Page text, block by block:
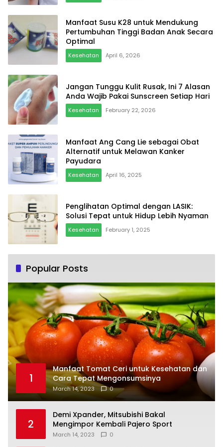
Manfaat Susu K28 untuk Mendukung
Pertumbuhan Tinggi Badan Anak Secara
Optimal
Kesehatan April 6, 2026
Jangan Tunggu Kulit Rusak, Ini 7 Alasan
Anda Wajib Pakai Sunscreen Setiap Hari
Kesehatan February 22, 2026
Manfaat Ang Cang Lie sebagai Obat
Alternatif untuk Melawan Kanker
Payudara
Kesehatan April 16, 2025
Penglihatan Optimal dengan LASIK:
Solusi Tepat untuk Hidup Lebih Nyaman
Kesehatan February 1, 2025
Popular Posts
1
Manfaat Tomat Ceri untuk Kesehatan dan
Cara Tepat Mengonsumsinya
March 14, 2023 0
2
Demi Xpander, Mitsubishi Bakal
Mengimpor Kembali Pajero Sport
March 14, 2023 0